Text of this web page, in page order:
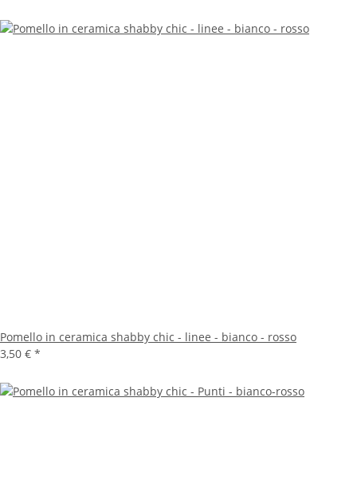
Pomello in ceramica shabby chic - linee - bianco - rosso
3,50 € *